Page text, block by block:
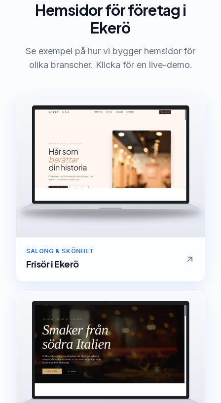
Hemsidor för företag i
Ekerö
Se exempel på hur vi bygger hemsidor för
olika branscher. Klicka för en live-demo.
SALONG & SKÖNHET
FrisöriEkerö